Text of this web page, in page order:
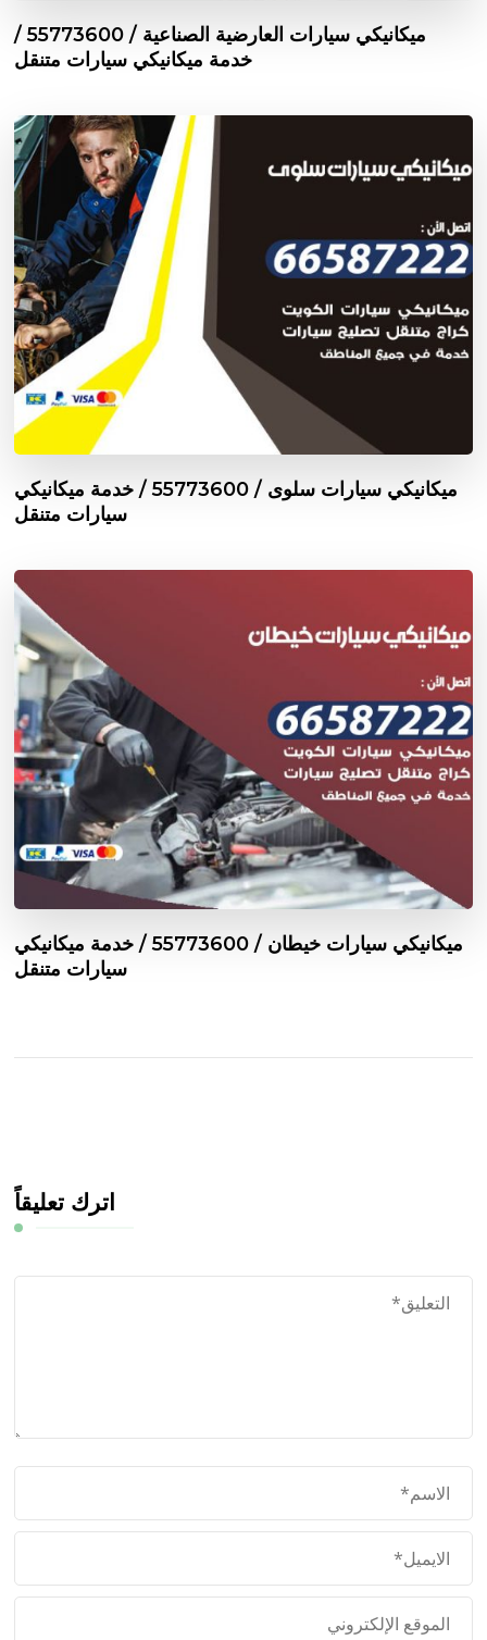
ميكانيكي سيارات العارضية الصناعية / 55773600‬ /
خدمة ميكانيكي سيارات متنقل
ميكانيكي سيارات سلوى / 55773600‬ / خدمة ميكانيكي
سيارات متنقل
ميكانيكي سيارات خيطان / 55773600‬ / خدمة ميكانيكي
سيارات متنقل
اترك تعليقاً